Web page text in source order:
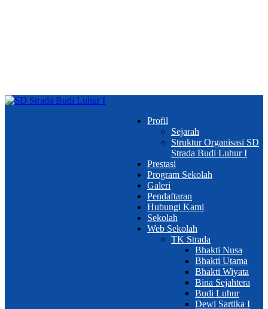
Profil
Sejarah
Struktur Organisasi SD
Strada Budi Luhur I
Prestasi
Program Sekolah
Galeri
Pendaftaran
Hubungi Kami
Sekolah
Web Sekolah
TK Strada
Bhakti Nusa
Bhakti Utama
Bhakti Wiyata
Bina Sejahtera
Budi Luhur
Dewi Sartika I